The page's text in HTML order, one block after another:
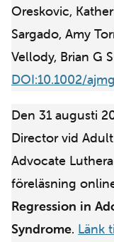
Oreskovic,
Sargado, Amy
Vellody, Brian G
DOI:10.1002/
Den 31 augusti
Director vid
Advocate
föreläsning
Regression in
Syndrome. Länk